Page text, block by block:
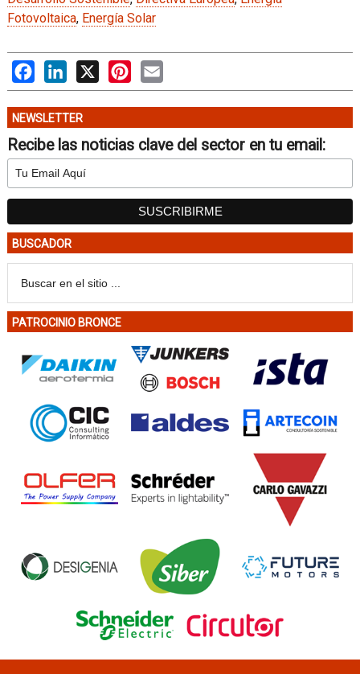
Fotovoltaica, Energía Solar
FacebookLinkedIn
X PinterestEmail
NEWSLETTER
Recibe las noticias clave del sector en tu email:
BUSCADOR
PATROCINIO BRONCE